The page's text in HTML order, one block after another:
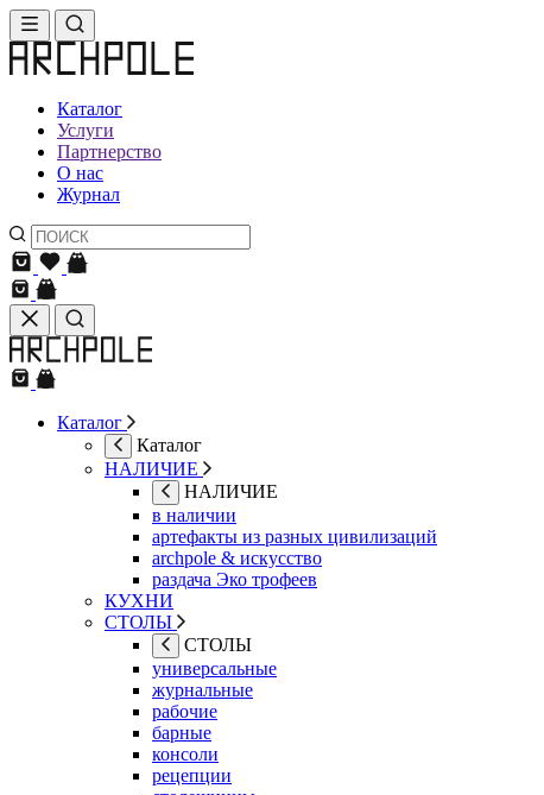
Каталог
Услуги
Партнерство
О нас
Журнал
Каталог
Каталог
НАЛИЧИЕ
НАЛИЧИЕ
в наличии
артефакты из разных цивилизаций
archpole & искусство
раздача Эко трофеев
КУХНИ
СТОЛЫ
СТОЛЫ
универсальные
журнальные
рабочие
барные
консоли
рецепции